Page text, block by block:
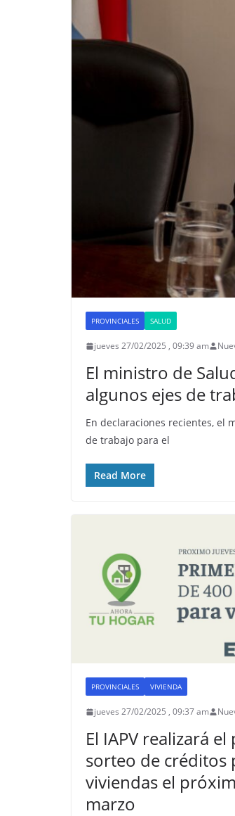
PROVINCIALES SALUD
jueves 27/02/2025 , 09:39 am
El ministro de
algunos ejes de
En declaraciones recientes, el
de trabajo para el
Read More
PROVINCIALES VIVIENDA
jueves 27/02/2025 , 09:37 am
El IAPV realizará
sorteo de créditos
viviendas el
marzo